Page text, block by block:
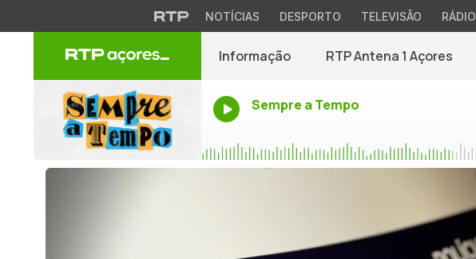
NOTÍCIAS DESPORTO TELEVISÃO RÁDIO
Informação RTP Antena 1 Açores
Sempre a Tempo